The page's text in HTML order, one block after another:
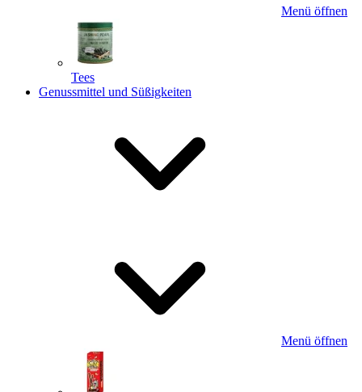
Menü öffnen
Tees
Genussmittel und Süßigkeiten
Menü öffnen